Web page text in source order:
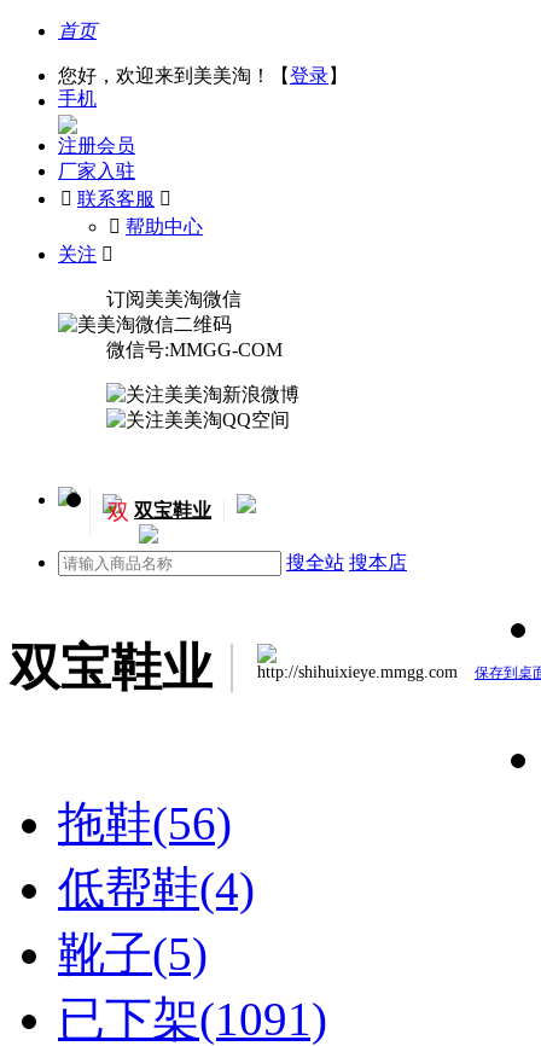
首页
您好，欢迎来到美美淘！【登录】
手机
注册会员
厂家入驻
 联系客服 
󰅃 帮助中心
关注 
订阅美美淘微信
微信号:MMGG-COM
双 双宝鞋业
搜全站 搜本店
双宝鞋业 http://shihuixieye.mmgg.com 保存到桌
拖鞋(56)
低帮鞋(4)
靴子(5)
已下架(1091)